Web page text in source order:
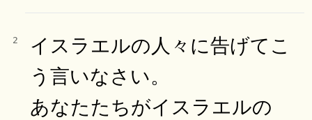
2
イスラエルの人々に告げてこ
う言いなさい。
あなたたちがイスラエルの